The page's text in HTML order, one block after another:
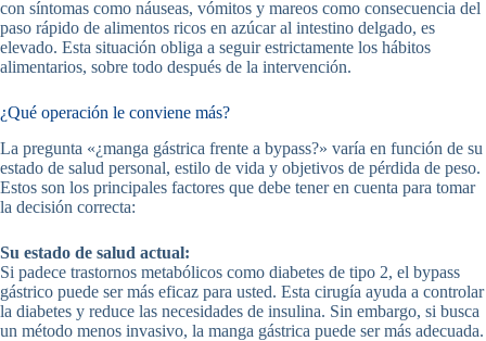
con síntomas como náuseas, vómitos y mareos como consecuencia del
paso rápido de alimentos ricos en azúcar al intestino delgado, es
elevado. Esta situación obliga a seguir estrictamente los hábitos
alimentarios, sobre todo después de la intervención.
¿Qué operación le conviene más?
La pregunta «¿manga gástrica frente a bypass?» varía en función de su
estado de salud personal, estilo de vida y objetivos de pérdida de peso.
Estos son los principales factores que debe tener en cuenta para tomar
la decisión correcta:
Su estado de salud actual:
Si padece trastornos metabólicos como diabetes de tipo 2, el bypass
gástrico puede ser más eficaz para usted. Esta cirugía ayuda a controlar
la diabetes y reduce las necesidades de insulina. Sin embargo, si busca
un método menos invasivo, la manga gástrica puede ser más adecuada.